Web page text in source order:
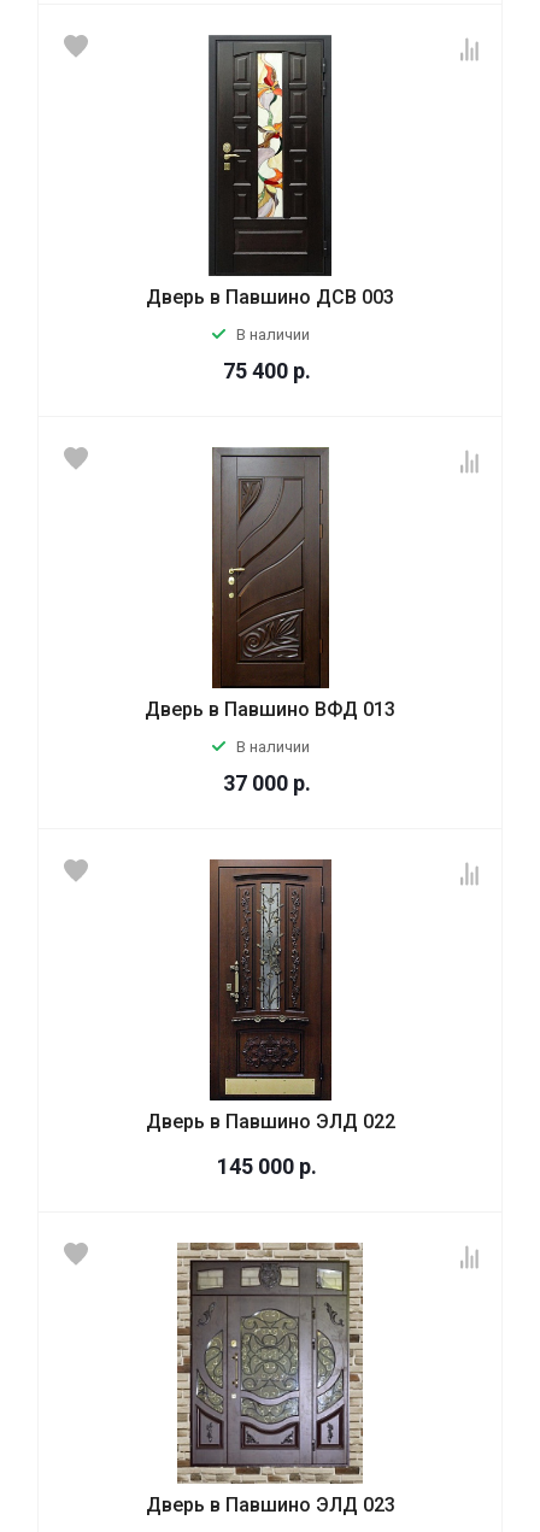
Дверь в Павшино ДСВ 003
В наличии
75 400 р.
Дверь в Павшино ВФД 013
В наличии
37 000 р.
Дверь в Павшино ЭЛД 022
145 000 р.
Дверь в Павшино ЭЛД 023